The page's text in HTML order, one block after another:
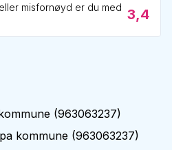
misfornøyd er du med 3,4
(963063237)
kommune (963063237)